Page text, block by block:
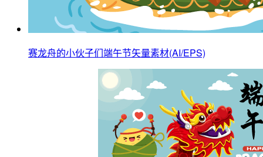
赛龙舟的小伙子们端午节矢量素材(AI/EPS)